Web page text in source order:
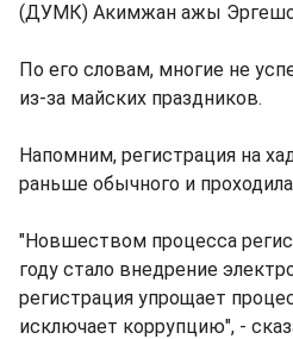
(ДУМК) Акимжан ажы
По его словам, многие не
из-за майских праздников.
Напомним, регистрация на
раньше обычного и
"Новшеством процесса
году стало внедрение
регистрация упрощает
исключает коррупцию", -